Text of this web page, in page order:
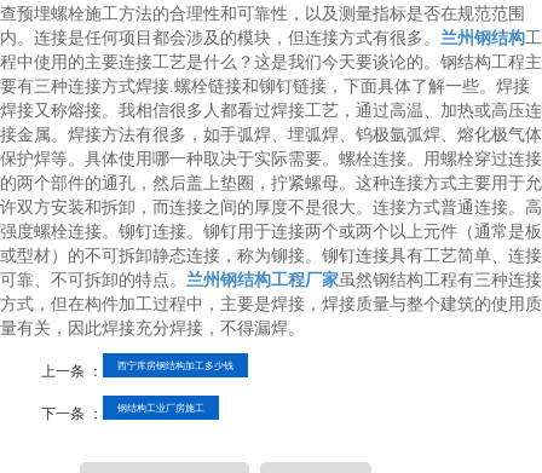
查预埋螺栓施工方法的合理性和可靠性，以及测量指标是否在规范范围
内。连接是任何项目都会涉及的模块，但连接方式有很多。 兰州钢结构工
程中使用的主要连接工艺是什么？这是我们今天要谈论的。钢结构工程主
要有三种连接方式焊接.螺栓链接和铆钉链接，下面具体了解一些。焊接
焊接又称熔接。我相信很多人都看过焊接工艺，通过高温、加热或高压连
接金属。焊接方法有很多，如手弧焊、埋弧焊、钨极氩弧焊、熔化极气体
保护焊等。具体使用哪一种取决于实际需要。螺栓连接。用螺栓穿过连接
的两个部件的通孔，然后盖上垫圈，拧紧螺母。这种连接方式主要用于允
许双方安装和拆卸，而连接之间的厚度不是很大。连接方式普通连接。高
强度螺栓连接。铆钉连接。铆钉用于连接两个或两个以上元件（通常是板
或型材）的不可拆卸静态连接，称为铆接。铆钉连接具有工艺简单、连接
可靠、不可拆卸的特点。 兰州钢结构工程厂家虽然钢结构工程有三种连接
方式，但在构件加工过程中，主要是焊接，焊接质量与整个建筑的使用质
量有关，因此焊接充分焊接，不得漏焊。
上一条 ： 西宁库房钢结构加工多少钱
下一条 ： 钢结构工业厂房施工